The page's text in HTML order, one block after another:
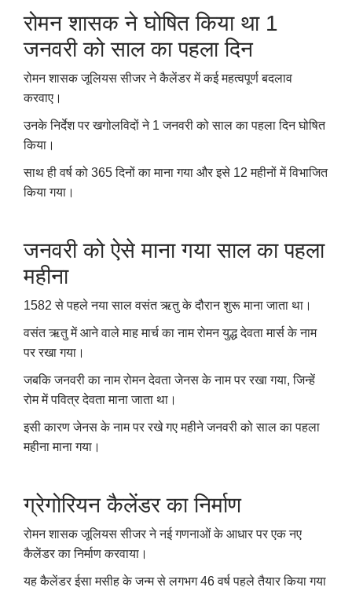
रोमन शासक ने घोषित किया था 1
जनवरी को साल का पहला दिन
रोमन शासक जूलियस सीजर ने कैलेंडर में कई महत्वपूर्ण बदलाव
करवाए।
उनके निर्देश पर खगोलविदों ने 1 जनवरी को साल का पहला दिन घोषित
किया।
साथ ही वर्ष को 365 दिनों का माना गया और इसे 12 महीनों में विभाजित
किया गया।
जनवरी को ऐसे माना गया साल का पहला
महीना
1582 से पहले नया साल वसंत ऋतु के दौरान शुरू माना जाता था।
वसंत ऋतु में आने वाले माह मार्च का नाम रोमन युद्ध देवता मार्स के नाम
पर रखा गया।
जबकि जनवरी का नाम रोमन देवता जेनस के नाम पर रखा गया, जिन्हें
रोम में पवित्र देवता माना जाता था।
इसी कारण जेनस के नाम पर रखे गए महीने जनवरी को साल का पहला
महीना माना गया।
ग्रेगोरियन कैलेंडर का निर्माण
रोमन शासक जूलियस सीजर ने नई गणनाओं के आधार पर एक नए
कैलेंडर का निर्माण करवाया।
यह कैलेंडर ईसा मसीह के जन्म से लगभग 46 वर्ष पहले तैयार किया गया